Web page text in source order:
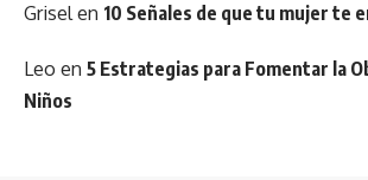
Griselen 10 Señales de que tu mujer te
Leo en 5 Estrategias para Fomentar la
Niños